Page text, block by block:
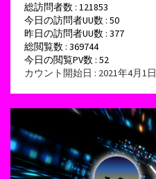
総訪問者数 : 121853
今日の訪問者UU数 : 50
昨日の訪問者UU数 : 377
総閲覧数 : 369744
今日の閲覧PV数 : 52
カウント開始日 : 2021年4月1日